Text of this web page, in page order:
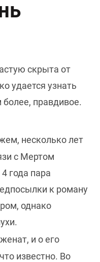
скрыта от
удается узнать
более, правдивое.
несколько лет
с Мертом
года пара
к роману
однако
и о его
известно. Во